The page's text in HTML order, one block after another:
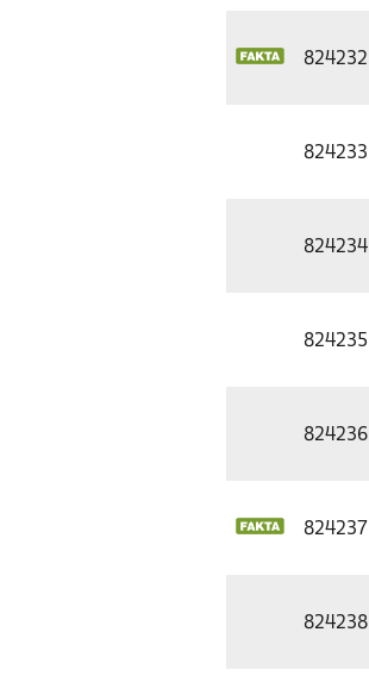
824232
824233
824234
824235
824236
824237
824238